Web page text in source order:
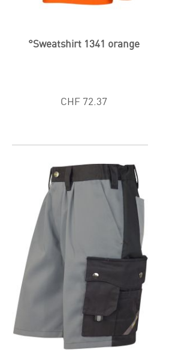
°Sweatshirt 1341 orange
CHF 72.37